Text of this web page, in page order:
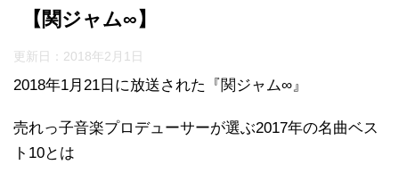
【関ジャム∞】
更新日： 2018年2月1日
2018年1月21日に放送された『関ジャム∞』
売れっ子音楽プロデューサーが選ぶ2017年の名曲ベス
ト10とは